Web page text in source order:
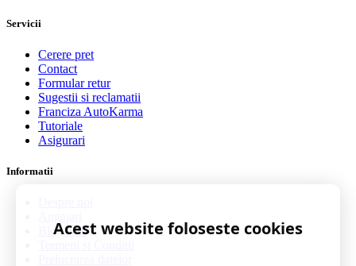
Servicii
Cerere pret
Contact
Formular retur
Sugestii si reclamatii
Franciza AutoKarma
Tutoriale
Asigurari
Informatii
Blog auto
Acest website foloseste cookies